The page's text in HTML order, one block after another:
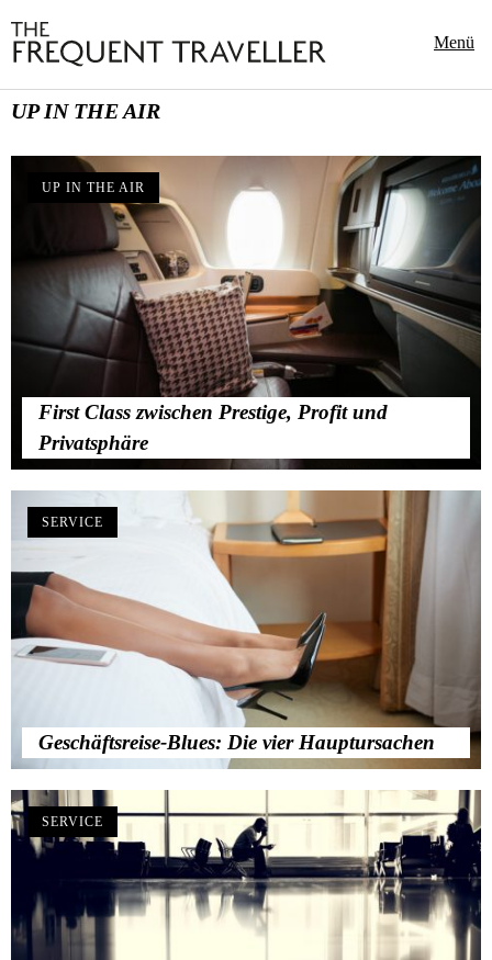
Menü
UP IN THE AIR
First Class zwischen Prestige, Profit und
Privatsphäre
UP IN THE AIR
Geschäftsreise-Blues: Die vier Hauptursachen
SERVICE
SERVICE